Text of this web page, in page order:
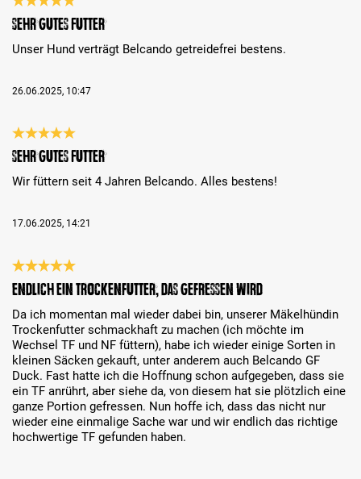
Reseña con calificación de 5 de 5 estrellas
Sehr gutes Futter
Unser Hund verträgt Belcando getreidefrei bestens.
26.06.2025, 10:47
Reseña con calificación de 5 de 5 estrellas
Sehr gutes Futter
Wir füttern seit 4 Jahren Belcando. Alles bestens!
17.06.2025, 14:21
Reseña con calificación de 5 de 5 estrellas
Endlich ein Trockenfutter, das gefressen wird
Da ich momentan mal wieder dabei bin, unserer Mäkelhündin
Trockenfutter schmackhaft zu machen (ich möchte im
Wechsel TF und NF füttern), habe ich wieder einige Sorten in
kleinen Säcken gekauft, unter anderem auch Belcando GF
Duck. Fast hatte ich die Hoffnung schon aufgegeben, dass sie
ein TF anrührt, aber siehe da, von diesem hat sie plötzlich eine
ganze Portion gefressen. Nun hoffe ich, dass das nicht nur
wieder eine einmalige Sache war und wir endlich das richtige
hochwertige TF gefunden haben.